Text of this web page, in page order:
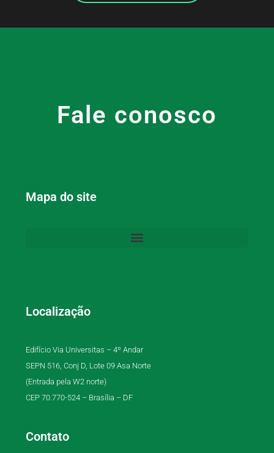
Fale conosco
Mapa do site
Localização
Edifício Via Universitas – 4º Andar
SEPN 516, Conj D, Lote 09 Asa Norte
(Entrada pela W2 norte)
CEP 70.770-524 – Brasília – DF
Contato